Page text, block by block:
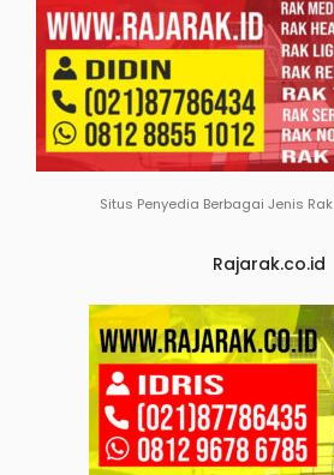
Situs Penyedia Berbagai Jenis Rak
Rajarak.co.id